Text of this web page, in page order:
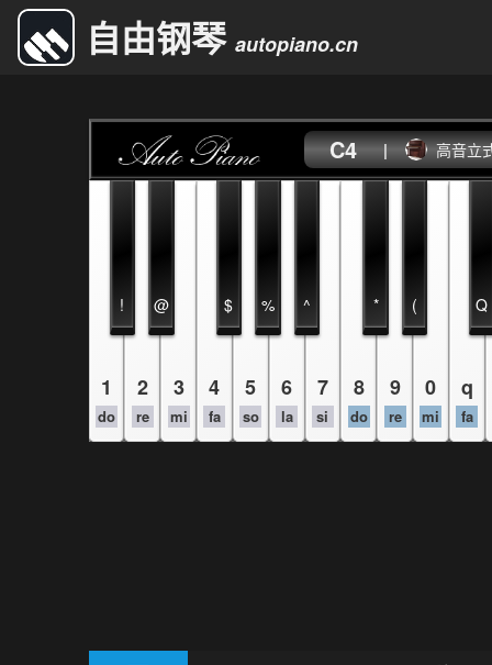
自由钢琴 autopiano.cn
C4 | 高音立
1
do
2
re
3
mi
4
fa
5
so
6
la
7
si
8
do
9
re
0
mi
q
fa
! @ $ % ^ * ( Q